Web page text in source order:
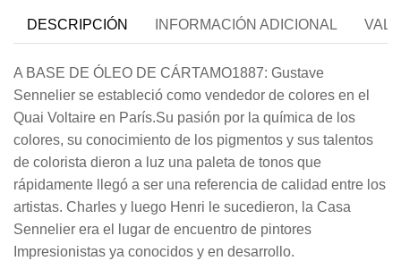
DESCRIPCIÓN INFORMACIÓN ADICIONAL
A BASE DE ÓLEO DE CÁRTAMO1887: Gustave
Sennelier se estableció como vendedor de colores en el
Quai Voltaire en París.Su pasión por la química de los
colores, su conocimiento de los pigmentos y sus talentos
de colorista dieron a luz una paleta de tonos que
rápidamente llegó a ser una referencia de calidad entre los
artistas. Charles y luego Henri le sucedieron, la Casa
Sennelier era el lugar de encuentro de pintores
Impresionistas ya conocidos y en desarrollo.